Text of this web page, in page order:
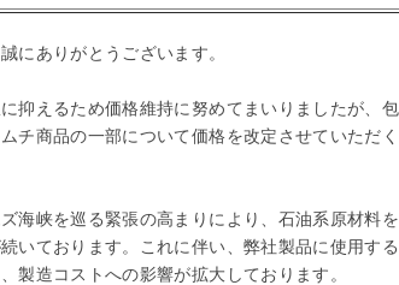
にありがとうございます。
抑えるため価格維持に努めてまいりましたが、
チ商品の一部について価格を改定させていただ
海峡を巡る緊張の高まりにより、石油系原材料
いております。これに伴い、弊社製品に使用す
製造コストへの影響が拡大しております。